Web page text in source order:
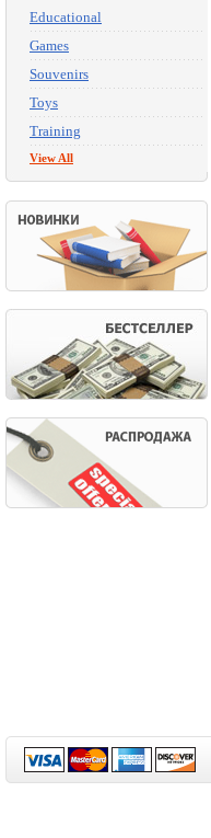
Educational
Games
Souvenirs
Toys
Training
View All